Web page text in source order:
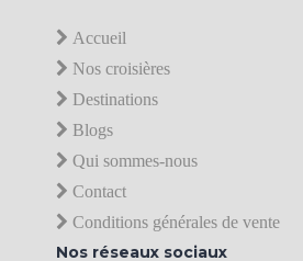
Accueil
Nos croisières
Destinations
Blogs
Qui sommes-nous
Contact
Conditions générales de vente
Nos réseaux sociaux